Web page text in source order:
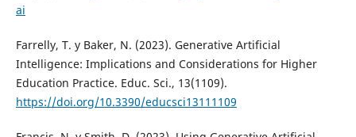
ai
Farrelly, T. y Baker, N. (2023). Generative Artificial
Intelligence: Implications and Considerations for Higher
Education Practice. Educ. Sci., 13(1109).
https://doi.org/10.3390/educsci13111109